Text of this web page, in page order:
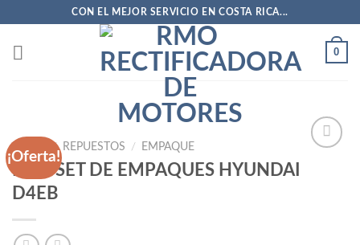
contenido
CON EL MEJOR SERVICIO EN COSTA RICA...
0
¡Oferta!
/ REPUESTOS / EMPAQUE
FULL SET DE EMPAQUES HYUNDAI
D4EB